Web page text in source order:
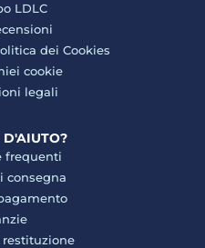
LDLC
dei Cookies
cookie
legali
D'AIUTO?
frequenti
consegna
restituzione